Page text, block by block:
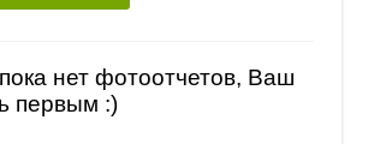
нет фотоотчетов, Ваш
первым :)